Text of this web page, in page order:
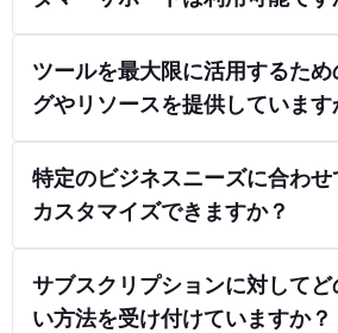
ツールを最大限に活用するた
グやリソースを提供しています
特定のビジネスニーズに合わ
カスタマイズできますか？
サブスクリプションに対して
い方法を受け付けていますか？